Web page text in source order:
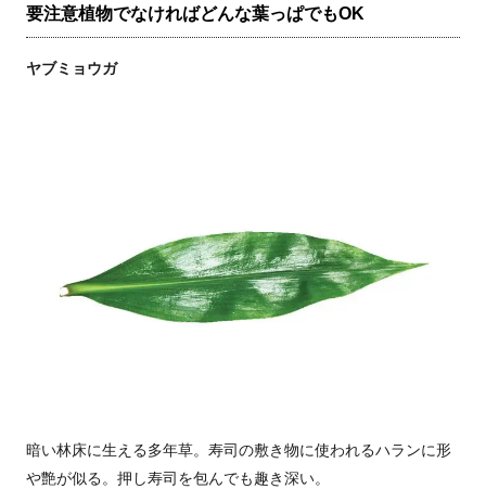
要注意植物でなければどんな葉っぱでもOK
ヤブミョウガ
暗い林床に生える多年草。寿司の敷き物に使われるハランに形
や艶が似る。押し寿司を包んでも趣き深い。